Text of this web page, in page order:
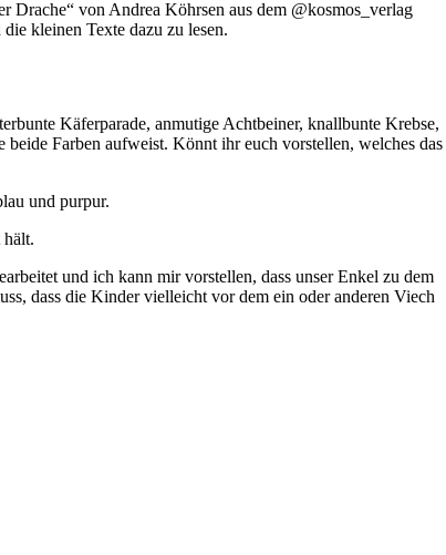
Drache“ von Andrea Köhrsen aus dem @kosmos_verlag
kleinen Texte dazu zu lesen.
Käferparade, anmutige Achtbeiner, knallbunte Krebse,
Farben aufweist. Könnt ihr euch vorstellen, welches das
und purpur.
und ich kann mir vorstellen, dass unser Enkel zu dem
dass die Kinder vielleicht vor dem ein oder anderen Viech